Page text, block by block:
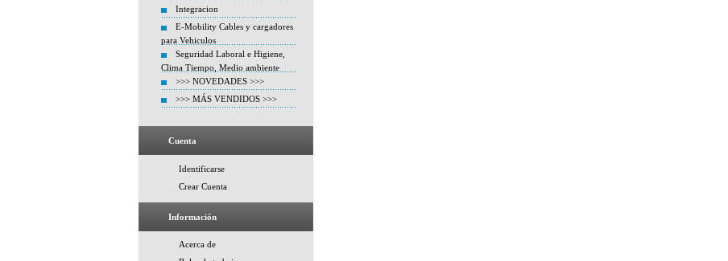
Integracion
E-Mobility Cables y cargadores
para Vehiculos
Seguridad Laboral e Higiene,
Clima Tiempo, Medio ambiente
>>> NOVEDADES >>>
>>> MÁS VENDIDOS >>>
Cuenta
Identificarse
Crear Cuenta
Información
Acerca de